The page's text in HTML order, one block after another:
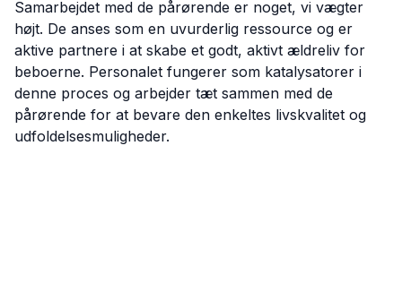
Samarbejdet med de pårørende er noget, vi vægter
højt. De anses som en uvurderlig ressource og er
aktive partnere i at skabe et godt, aktivt ældreliv for
beboerne. Personalet fungerer som katalysatorer i
denne proces og arbejder tæt sammen med de
pårørende for at bevare den enkeltes livskvalitet og
udfoldelsesmuligheder.